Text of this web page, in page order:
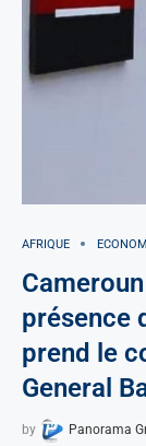
AFRIQUE
présence
prend le
General
by Panorama